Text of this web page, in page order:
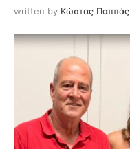
written by Κώστας Παππάς